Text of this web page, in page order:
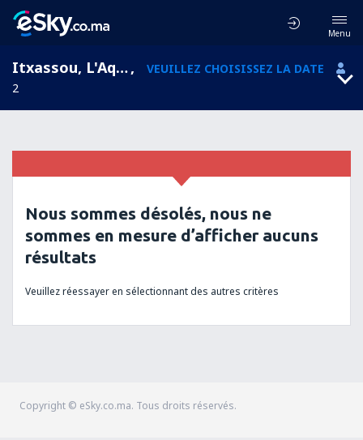
Menu
Itxassou, L'Aquitaine , France,
VEUILLEZ CHOISISSEZ LA DATE
2
Nous sommes désolés, nous ne
sommes en mesure d’afficher aucuns
résultats
Veuillez réessayer en sélectionnant des autres critères
Copyright © eSky.co.ma. Tous droits réservés.